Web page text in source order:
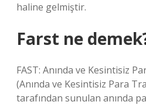
haline gelmiştir.
Farst ne
FAST: Anında ve Kesintisiz
(Anında ve Kesintisiz Para
tarafından sunulan anında